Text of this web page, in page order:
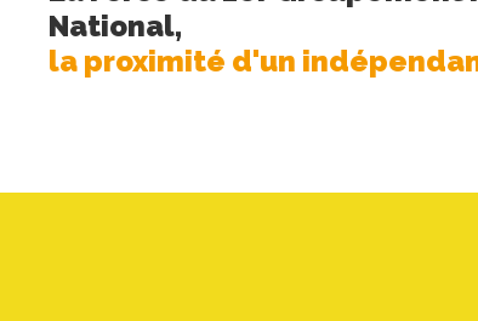
National,
la proximité d'un